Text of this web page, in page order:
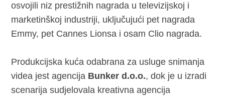
osvojili niz prestižnih nagrada u televizijskoj i
marketinškoj industriji, uključujući pet nagrada
Emmy, pet Cannes Lionsa i osam Clio nagrada.
Produkcijska kuća odabrana za usluge snimanja
videa jest agencija Bunker d.o.o., dok je u izradi
scenarija sudjelovala kreativna agencija